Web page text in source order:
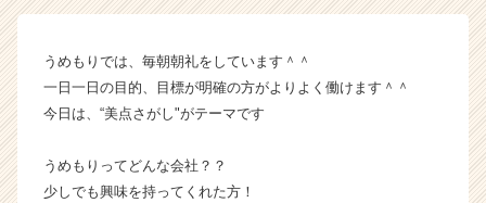
ス
ウ
ト
届
く
うめもりでは、毎朝朝礼をしています＾＾
一日一日の目的、目標が明確の方がよりよく働けます＾＾
今日は、“美点さがし"がテーマです
うめもりってどんな会社？？
少しでも興味を持ってくれた方！